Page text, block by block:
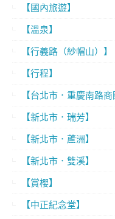
【國內旅遊】
【溫泉】
【行義路（紗帽山）】
【行程】
【台北市．重慶南路商
【新北市．瑞芳】
【新北市．蘆洲】
【新北市．雙溪】
【賞櫻】
【中正紀念堂】